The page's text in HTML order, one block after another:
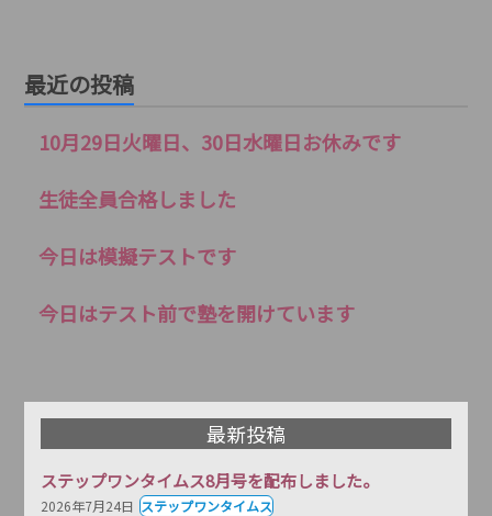
最近の投稿
10月29日火曜日、30日水曜日お休みです
生徒全員合格しました
今日は模擬テストです
今日はテスト前で塾を開けています
最新投稿
ステップワンタイムス8月号を配布しました。
2026年7月24日 ステップワンタイムス